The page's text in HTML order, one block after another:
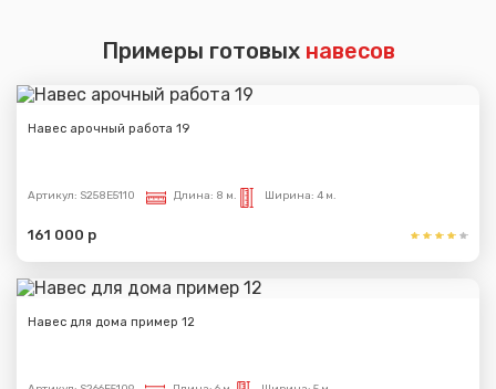
Примеры готовых навесов
Навес арочный работа 19
Артикул: S258E5110 Длина: 8 м. Ширина: 4 м.
161 000 р
Навес для дома пример 12